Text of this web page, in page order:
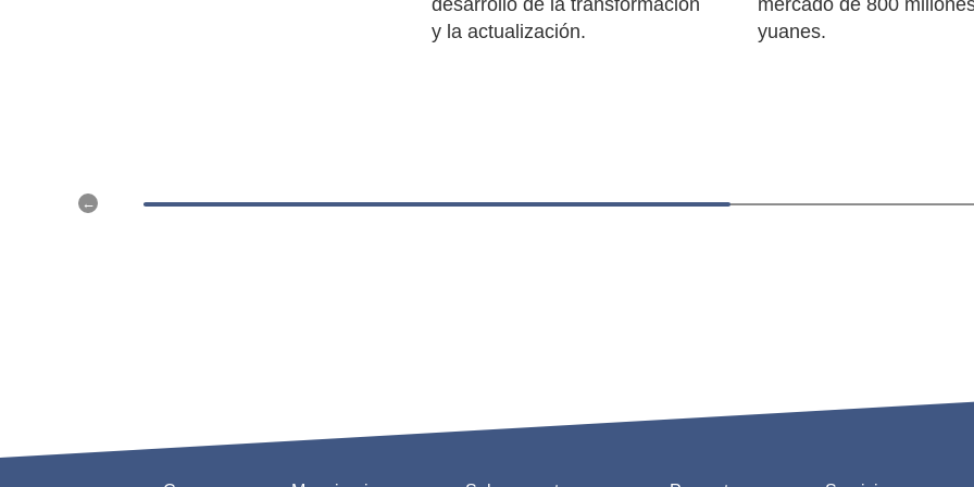
desarrollo de la transformación
y la actualización.
mercado de 800
yuanes.